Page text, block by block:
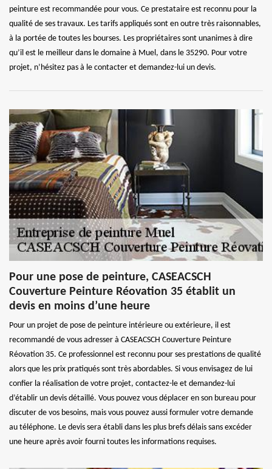
peinture est recommandée pour vous. Ce prestataire est reconnu pour la
qualité de ses travaux. Les tarifs appliqués sont en outre très raisonnables,
à la portée de toutes les bourses. Les propriétaires sont unanimes à dire
qu’il est le meilleur dans le domaine à Muel, dans le 35290. Pour votre
projet, n’hésitez pas à le contacter et demandez-lui un devis.
Pour une pose de peinture, CASEACSCH
Couverture Peinture Réovation 35 établit un
devis en moins d’une heure
Pour un projet de pose de peinture intérieure ou extérieure, il est
recommandé de vous adresser à CASEACSCH Couverture Peinture
Réovation 35. Ce professionnel est reconnu pour ses prestations de qualité
alors que les prix pratiqués sont très abordables. Si vous envisagez de lui
confier la réalisation de votre projet, contactez-le et demandez-lui
d’établir un devis détaillé. Vous pouvez vous déplacer en son bureau pour
discuter de vos besoins, mais vous pouvez aussi formuler votre demande
au téléphone. Le devis sera établi dans les plus brefs délais sans excéder
une heure après avoir fourni toutes les informations requises.